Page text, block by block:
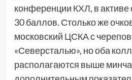
конференции КХЛ, в активе
30 баллов. Столько же
московский ЦСКА с
«Северсталью», но оба
располагаются выше